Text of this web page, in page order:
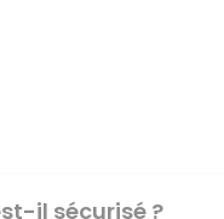
il sécurisé ?